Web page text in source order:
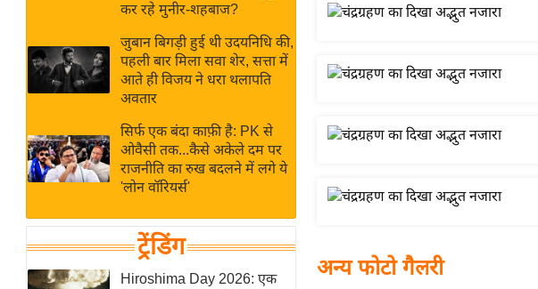
Hindi
Videos
IPL
2026
ई-पेपर
मिसाल बेमिसाल
शख्सियत
यंग इंडिया
साहित्य जगत
ऑटो वर्ल्ड
कर रहे मुनीर-शहबाज?
जुबान बिगड़ी हुई थी उदयनिधि की,
पहली बार मिला सवा शेर, सत्ता में
आते ही विजय ने धरा थलापति
अवतार
सिर्फ एक बंदा काफ़ी है: PK से
ओवैसी तक...कैसे अकेले दम पर
राजनीति का रुख बदलने में लगे ये
'लोन वॉरियर्स'
ट्रेंडिंग
Hiroshima Day 2026: एक
अन्य फोटो गैलरी